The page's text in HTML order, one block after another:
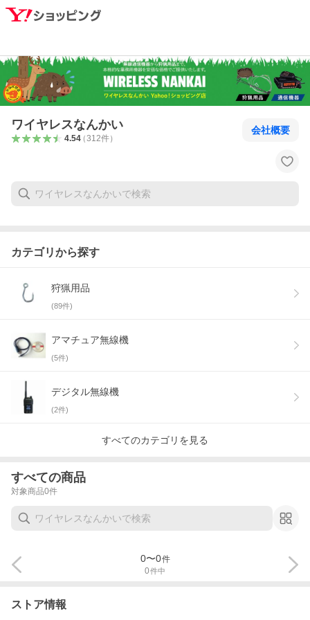
ワイヤレスなんかい
4.54（312件）
会社概要
カテゴリから探す
狩猟用品
(89件)
アマチュア無線機
(5件)
デジタル無線機
(2件)
すべてのカテゴリを見る
すべての商品
対象商品0件
0件中
0〜0件
ストア情報